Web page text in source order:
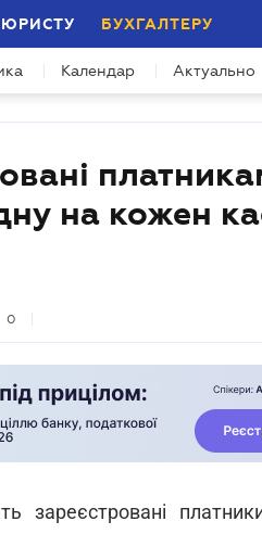
ЮРИСТУ БУХГАЛТЕРУ
Календар Актуально
на кожен
0
зареєстровані